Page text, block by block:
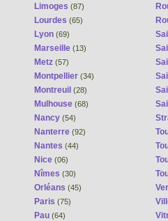
Limoges (87)
Lourdes (65)
Lyon (69)
Marseille (13)
Metz (57)
Montpellier (34)
Montreuil (28)
Mulhouse (68)
Nancy (54)
Nanterre (92)
Nantes (44)
Nice (06)
Nîmes (30)
Orléans (45)
Paris (75)
Pau (64)